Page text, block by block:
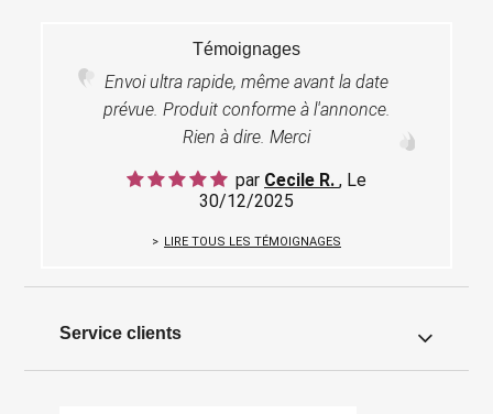
Témoignages
Envoi ultra rapide, même avant la date
prévue. Produit conforme à l'annonce.
Rien à dire. Merci
par Cecile R. , Le
30/12/2025
LIRE TOUS LES TÉMOIGNAGES
Service clients